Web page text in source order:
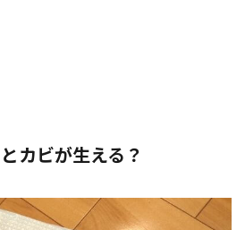
カビが生える？